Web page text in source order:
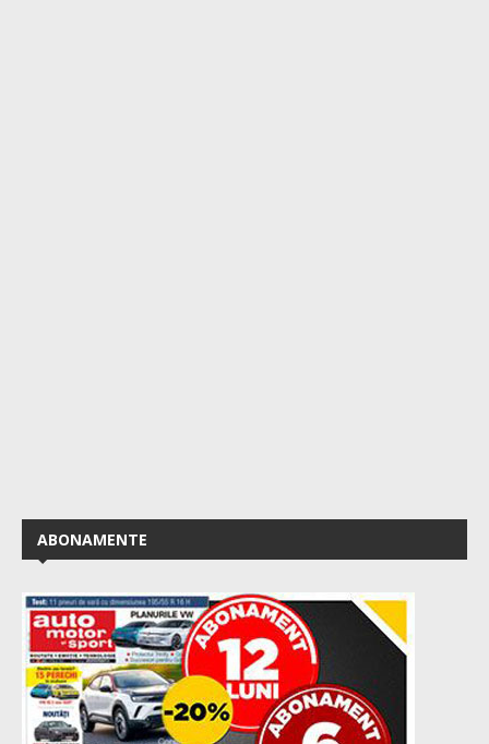
ABONAMENTE